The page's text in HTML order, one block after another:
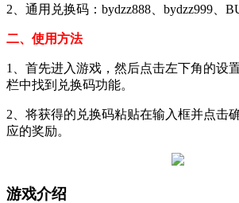
2、通用兑换码：bydzz888、bydzz999、
二、使用方法
1、首先进入游戏，然后点击左下角的设
栏中找到兑换码功能。
2、将获得的兑换码粘贴在输入框并点击
应的奖励。
游戏介绍